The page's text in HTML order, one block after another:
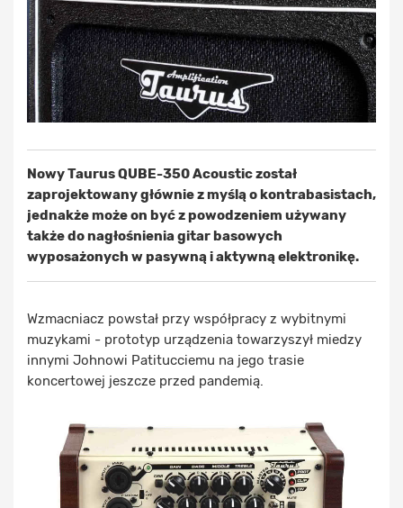
Nowy Taurus QUBE-350 Acoustic został
zaprojektowany głównie z myślą o kontrabasistach,
jednakże może on być z powodzeniem używany
także do nagłośnienia gitar basowych
wyposażonych w pasywną i aktywną elektronikę.
Wzmacniacz powstał przy współpracy z wybitnymi
muzykami - prototyp urządzenia towarzyszył miedzy
innymi Johnowi Patitucciemu na jego trasie
koncertowej jeszcze przed pandemią.